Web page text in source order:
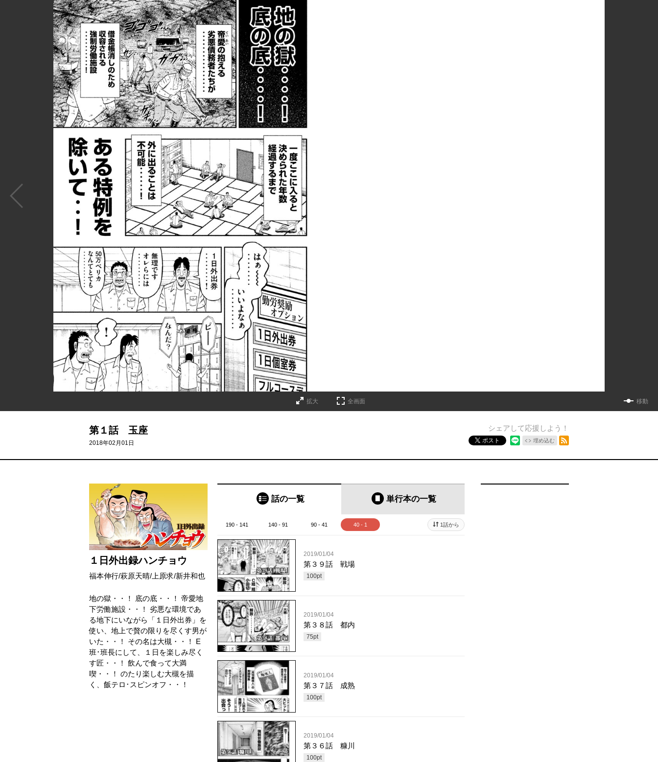
拡大 全画面 移動
第１話 玉座
2018年02月01日
シェアして応援しよう！
ポスト 埋め込む
１日外出録ハンチョウ
福本伸行/萩原天晴/ 上原求/新井和也
地の獄・・！ 底の底・・！ 帝愛地
下労働施設・・！ 劣悪な環境であ
る地下にいながら「１日外出券」を
使い、地上で贅の限りを尽くす男が
いた・・！ その名は大槻・・！ E
班･班長にして、１日を楽しみ尽く
す匠・・！ 飲んで食って大満
喫・・！ のたり楽しむ大槻を描
く、飯テロ･スピンオフ・・！
話の一覧 単行本の一覧
190 - 141 140 - 91 90 - 41 40 - 1 1話から
2019/01/04
第３９話 戦場
100pt
2019/01/04
第３８話 都内
75pt
2019/01/04
第３７話 成熟
100pt
2019/01/04
第３６話 糠川
100pt